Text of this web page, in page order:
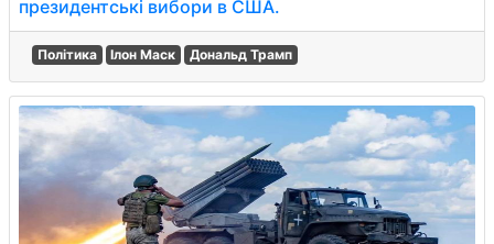
президентські вибори в США.
Політика Ілон Маск Дональд Трамп